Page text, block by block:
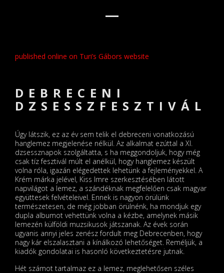
published online on Turi’s Gábors website
DEBRECENI
DZSESSZFESZTIVÁL
Úgy látszik, ez az év sem telik el debreceni vonatkozású
hanglemez megjelenése nélkül. Az alkalmat ezúttal a XI.
dzsessznapok szolgáltatta, s ha meg­gondoljuk, hogy még
csak tíz fesztivál múlt el anélkül, hogy hanglemez készült
volna róla, igazán elégedettek lehetünk a fejleményekkel. A
Krém márka jelével, Kiss Imre szerkesz­té­sében látott
napvilágot a lemez, a szándéknak megfelelően csak magyar
együttesek felvétele­i­vel. Ennek is nagyon örülünk
természetesen, de még jobban örülnénk, ha mondjuk egy
dupla albumot vehettünk volna a kézbe, amelynek másik
lemezén külföldi muzsikusok játszanak. Az évek során
ugyanis annyi jeles zenész fordult meg Debrecenben, hogy
nagy kár elszalasztani a kínálkozó lehetőséget. Reméljük, a
kiadók gondolatai is hasonló következtetésre jutnak.
Hét számot tartalmaz ez a lemez, meglehetősen széles